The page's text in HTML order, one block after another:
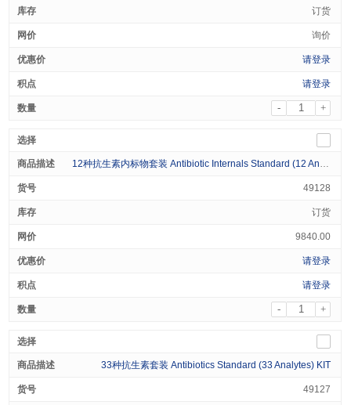
订货
询价
请登录
请登录
- +
12种抗生素内标物套装 Antibiotic Internals Standard (12 Analytes) KIT
49128
订货
9840.00
请登录
请登录
- +
33种抗生素套装 Antibiotics Standard (33 Analytes) KIT
49127